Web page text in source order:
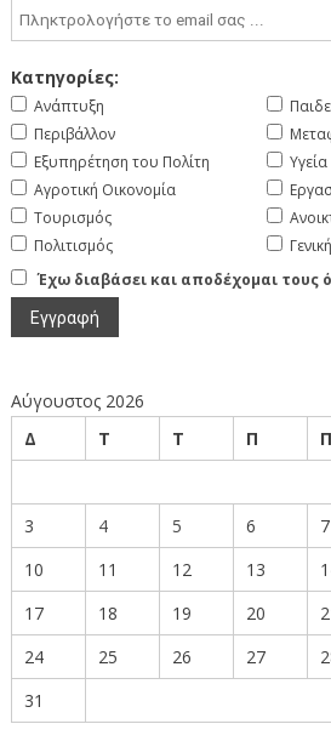
Κατηγορίες:
Ανάπτυξη
Περιβάλλον
Εξυπηρέτηση του Πολίτη
Αγροτική Οικονομία
Τουρισμός
Πολιτισμός
Υγεία
Έχω διαβάσει και αποδέχομαι τους
Αύγουστος 2026
Δ
Τ Τ Π Π
3
4 5 6 7
10
11 12 13
17
18 19 20
24
25 26 27
31